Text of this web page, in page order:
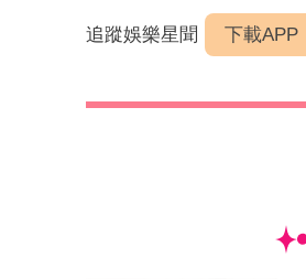
追蹤娛樂星聞 下載APP